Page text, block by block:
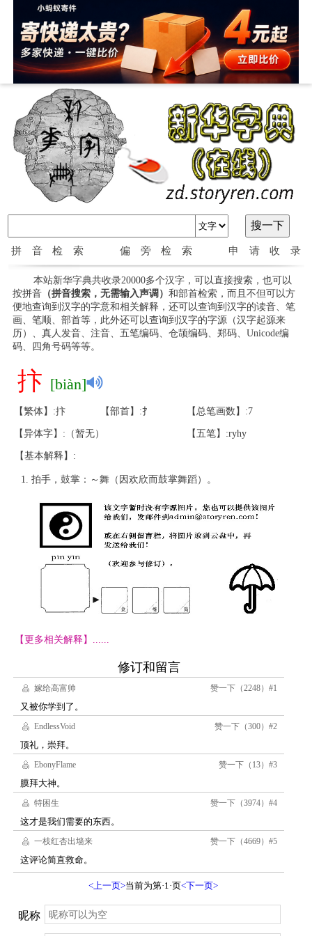
拼音检索 偏旁检索 申请收录
本站新华字典共收录20000多个汉字，可以直接搜索，也可以
按拼音（拼音搜索，无需输入声调） 和部首检索，而且不但可以方
便地查询到汉字的字意和相关解释，还可以查询到汉字的读音、笔
画、笔顺、部首等，此外还可以查询到汉字的字源（汉字起源来
历）、真人发音、注音、五笔编码、仓颉编码、郑码、Unicode编
码、四角号码等等。
抃 [biàn]
【繁体】:抃 【部首】:扌 【总笔画数】:7
【异体字】:（暂无） 【五笔】:ryhy
【基本解释】:
拍手，鼓掌：～舞（因欢欣而鼓掌舞蹈）。
【更多相关解释】......